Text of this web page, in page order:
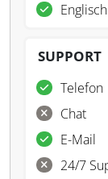
Englisch
SUPPORT
Telefon
Chat
E-Mail
24/7